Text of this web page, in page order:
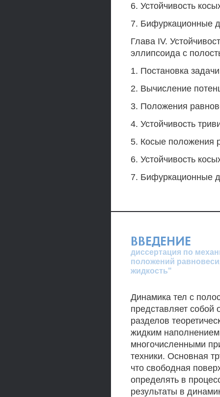
6. Устойчивость
7. Бифуркационные
Глава IV.
эллипсоида с
1. Постановка
2. Вычисление
3. Положения
4. Устойчивость
5. Косые положения
6. Устойчивость
7. Бифуркационные
ВВЕДЕНИЕ
диссертация по
положений
жидкость"
Динамика тел с
представляет собой
разделов
жидким
многочисленными
техники. Основная
что свободная
определять в
результаты в